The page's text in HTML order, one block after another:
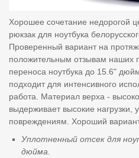
Хорошее сочетание недорогой
рюкзак для ноутбука
Проверенный вариант на
положительным отзывам наших
переноса ноутбука до 15.6"
подходит для интенсивного
работа. Материал верха -
выдерживает высокие нагрузки,
повреждениям. Хороший
Уплотненный отсек для
дюйма.